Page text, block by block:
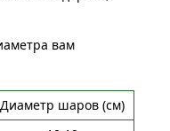
вам
Диаметр шаров (см)